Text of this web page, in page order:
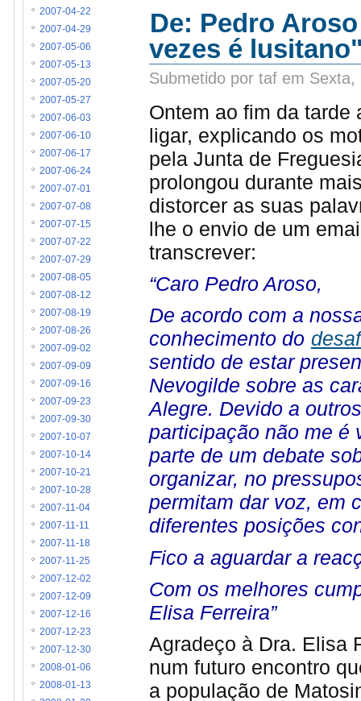
De: Pedro
vezes é
Submetido por taf em
Ontem ao fim da tarde
ligar, explicando os
pela Junta de
prolongou durante
distorcer as suas
lhe o envio de um
transcrever:
“Caro Pedro Aroso,
De acordo com a
conhecimento do
sentido de estar
Nevogilde sobre as
Alegre. Devido a
participação não me é
parte de um debate
organizar, no
permitam dar voz, em
diferentes posições
Fico a aguardar a
Com os melhores
Elisa Ferreira”
Agradeço à Dra. Elisa
num futuro encontro
a população de
2007-04-22
2007-04-29
2007-05-06
2007-05-13
2007-05-20
2007-05-27
2007-06-03
2007-06-10
2007-06-17
2007-06-24
2007-07-01
2007-07-08
2007-07-15
2007-07-22
2007-07-29
2007-08-05
2007-08-12
2007-08-19
2007-08-26
2007-09-02
2007-09-09
2007-09-16
2007-09-23
2007-09-30
2007-10-07
2007-10-14
2007-10-21
2007-10-28
2007-11-04
2007-11-11
2007-11-18
2007-11-25
2007-12-02
2007-12-09
2007-12-16
2007-12-23
2007-12-30
2008-01-06
2008-01-13